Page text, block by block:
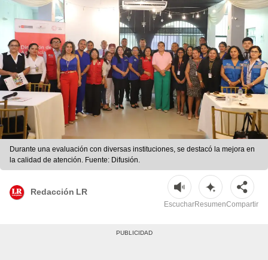
Durante una evaluación con diversas instituciones, se destacó la mejora en
la calidad de atención. Fuente: Difusión.
Redacción LR
EscucharResumenCompartir